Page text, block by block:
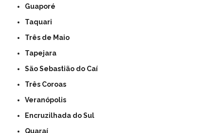
Guaporé
Taquari
Três de Maio
Tapejara
São Sebastião do Caí
Três Coroas
Veranópolis
Encruzilhada do Sul
Quaraí